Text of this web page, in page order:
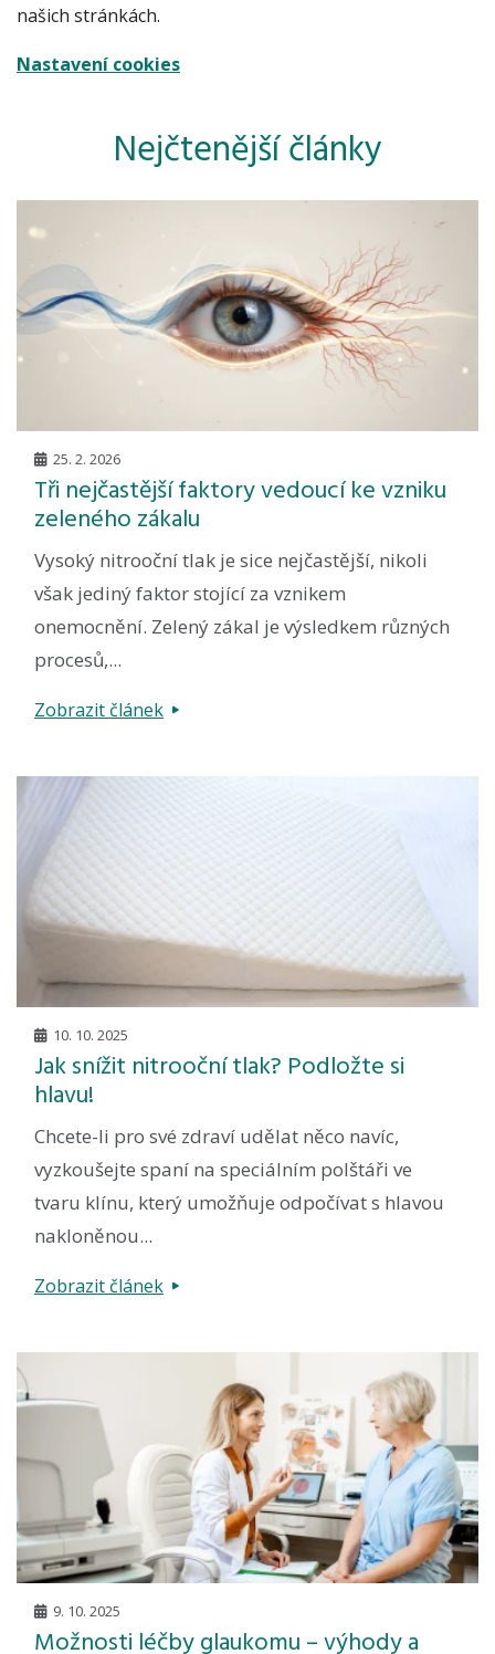
našich stránkách.
Nastavení cookies
Nejčtenější články
25. 2. 2026
Tři nejčastější faktory vedoucí ke vzniku
zeleného zákalu
Vysoký nitrooční tlak je sice nejčastější, nikoli
však jediný faktor stojící za vznikem
onemocnění. Zelený zákal je výsledkem různých
procesů,...
Zobrazit článek
10. 10. 2025
Jak snížit nitrooční tlak? Podložte si
hlavu!
Chcete-li pro své zdraví udělat něco navíc,
vyzkoušejte spaní na speciálním polštáři ve
tvaru klínu, který umožňuje odpočívat s hlavou
nakloněnou...
Zobrazit článek
9. 10. 2025
Možnosti léčby glaukomu – výhody a